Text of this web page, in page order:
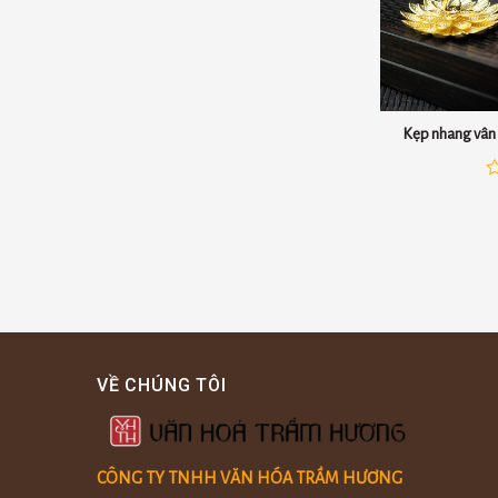
Kẹp nhang
VỀ CHÚNG TÔI
CÔNG TY TNHH VĂN HÓA TRẦM HƯƠNG